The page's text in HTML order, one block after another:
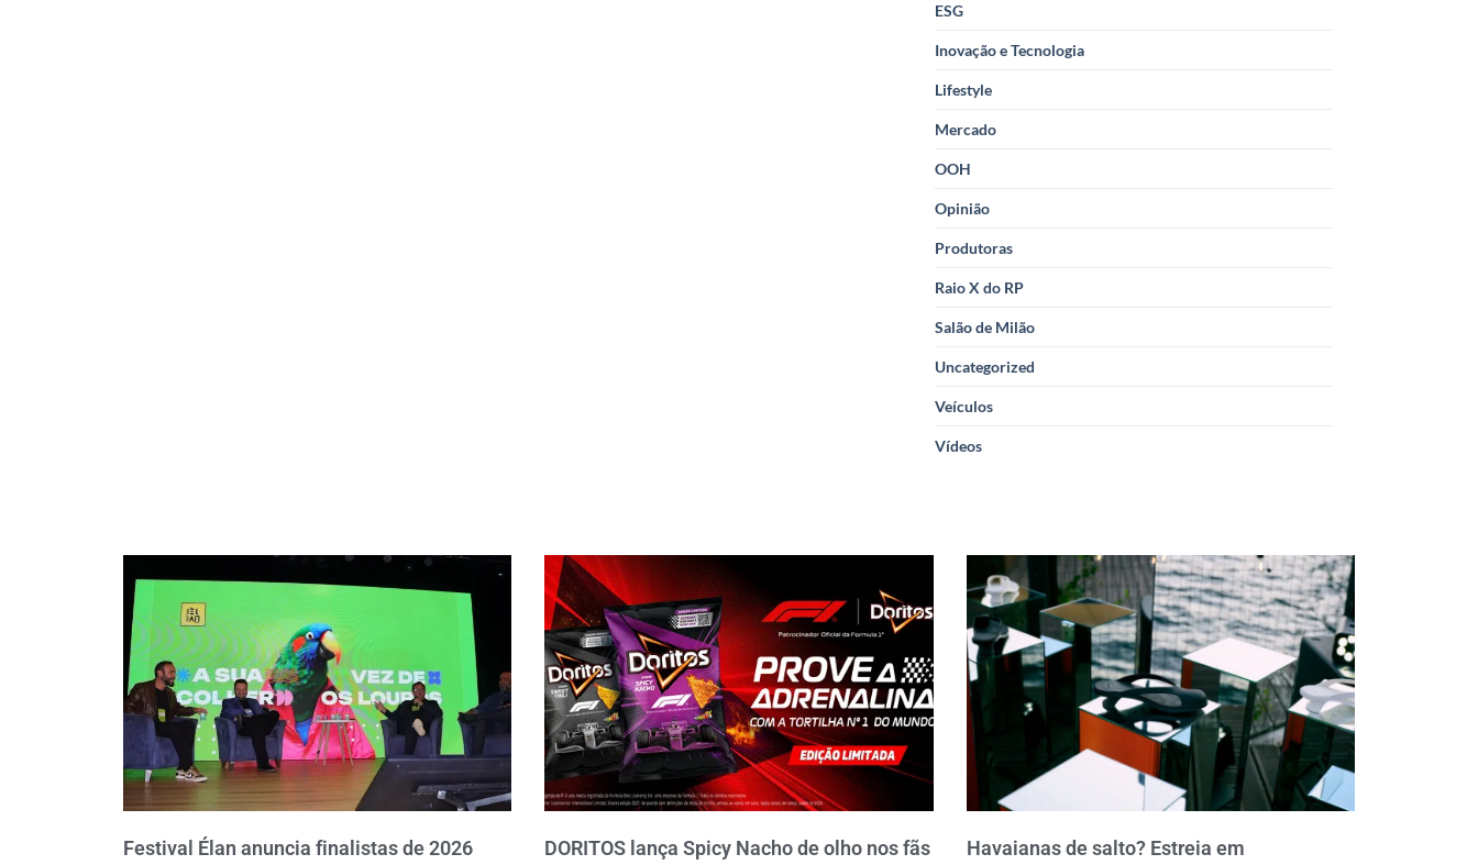
ESG
Inovação e Tecnologia
Lifestyle
Mercado
OOH
Opinião
Produtoras
Raio X do RP
Salão de Milão
Uncategorized
Veículos
Vídeos
Festival Élan anuncia finalistas de 2026
DORITOS lança Spicy Nacho de olho nos fãs
Havaianas de salto? Estreia em